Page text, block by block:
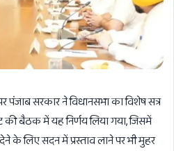
सरकार ने विधानसभा का विशेष सत्र
बैठक में यह निर्णय लिया गया, जिसमें
के लिए सदन में प्रस्ताव लाने पर भी मुहर